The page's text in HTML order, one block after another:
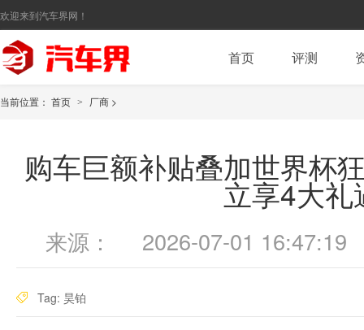
欢迎来到汽车界网！
首页 评测
当前位置： 首页 > 厂商 >
购车巨额补贴叠加世界杯
立享4大礼
来源： 2026-07-01 16:47:19
Tag: 昊铂